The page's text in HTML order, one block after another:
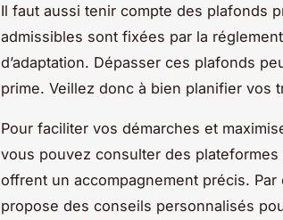
Il faut aussi tenir compte des plafonds
admissibles sont fixées par la
d’adaptation. Dépasser ces plafonds
prime. Veillez donc à bien planifier vos
Pour faciliter vos démarches et
vous pouvez consulter des plateformes
offrent un accompagnement précis.
propose des conseils personnalisés